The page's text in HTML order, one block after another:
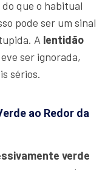
que o habitual
pode ser um sinal
A lentidão
ser ignorada,
sérios.
ao Redor da
verde